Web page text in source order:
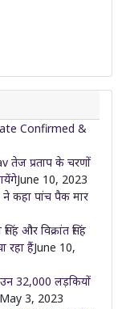
Confirmed &
तेज प्रताप के चरणों
June 10, 2023
ने कहा पांच पैक मार
और विक्रांत सिंह
रहा हैंJune 10,
32,000 लड़कियों
May 3, 2023